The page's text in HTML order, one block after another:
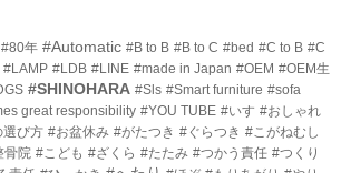
#80年 #Automatic #B to B #B to C #bed #C to B #C
#LAMP #LDB #LINE #made in Japan #OEM #OEM生
#SHINOHARA #Sls #Smart furniture #sofa
great responsibility #YOU TUBE #いす #おしゃれ
選び方 #お盆休み #がたつき #ぐらつき #こがねむし
骨院 #こども #ざくら #たたみ #つかう責任 #つくり